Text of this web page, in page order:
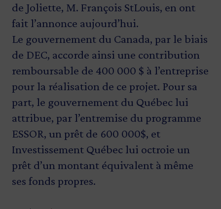
de Joliette, M. François StLouis, en ont
fait l’annonce aujourd’hui.
Le gouvernement du Canada, par le biais
de DEC, accorde ainsi une contribution
remboursable de 400 000 $ à l’entreprise
pour la réalisation de ce projet. Pour sa
part, le gouvernement du Québec lui
attribue, par l’entremise du programme
ESSOR, un prêt de 600 000$, et
Investissement Québec lui octroie un
prêt d’un montant équivalent à même
ses fonds propres.